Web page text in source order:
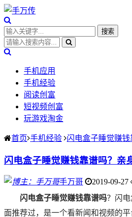
手机应用
手机经验
阅读创富
短视频创富
玩游戏淘金
首页 手机经验 闪电盒子睡觉赚
闪电盒子睡觉赚钱靠谱吗？亲
手万哥 2019-09-27
闪电盒子睡觉赚钱靠谱吗？闪
面推荐过，是一个看新闻和视频的